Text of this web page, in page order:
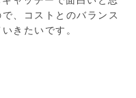
、コストとのバランス
きたいです。